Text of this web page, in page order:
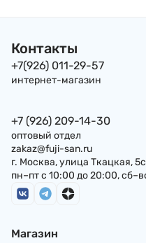
Контакты
+7(926) 011-29-57
интернет-магазин
+7 (926) 209-14-30
оптовый отдел
zakaz@fuji-san.ru
г. Москва, улица Ткацкая,
пн–пт с 10:00 до 20:00,
Магазин